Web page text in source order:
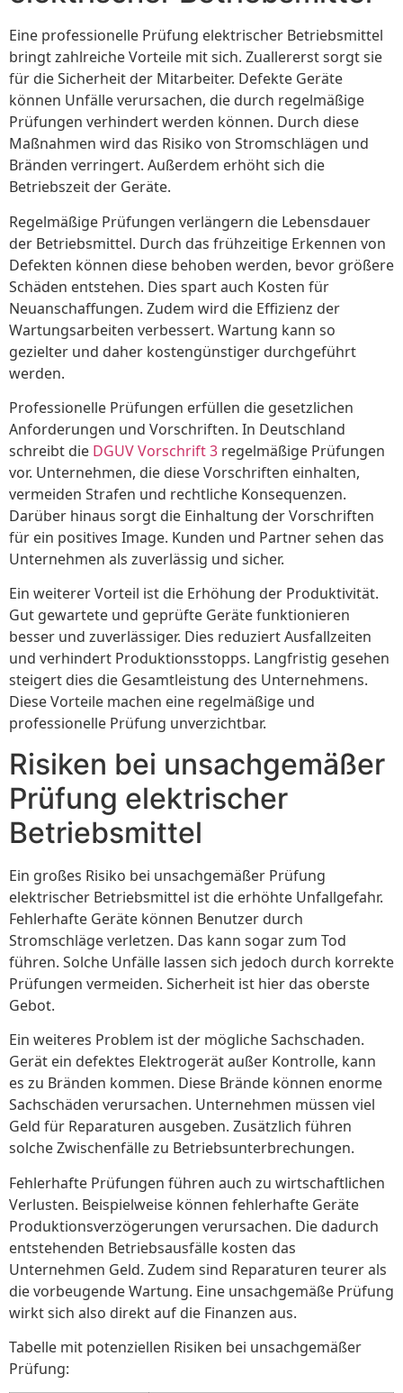
Eine professionelle Prüfung elektrischer Betriebsmittel
bringt zahlreiche Vorteile mit sich. Zuallererst sorgt sie
für die Sicherheit der Mitarbeiter. Defekte Geräte
können Unfälle verursachen, die durch regelmäßige
Prüfungen verhindert werden können. Durch diese
Maßnahmen wird das Risiko von Stromschlägen und
Bränden verringert. Außerdem erhöht sich die
Betriebszeit der Geräte.
Regelmäßige Prüfungen verlängern die Lebensdauer
der Betriebsmittel. Durch das frühzeitige Erkennen von
Defekten können diese behoben werden, bevor größere
Schäden entstehen. Dies spart auch Kosten für
Neuanschaffungen. Zudem wird die Effizienz der
Wartungsarbeiten verbessert. Wartung kann so
gezielter und daher kostengünstiger durchgeführt
werden.
Professionelle Prüfungen erfüllen die gesetzlichen
Anforderungen und Vorschriften. In Deutschland
schreibt die DGUV Vorschrift 3 regelmäßige Prüfungen
vor. Unternehmen, die diese Vorschriften einhalten,
vermeiden Strafen und rechtliche Konsequenzen.
Darüber hinaus sorgt die Einhaltung der Vorschriften
für ein positives Image. Kunden und Partner sehen das
Unternehmen als zuverlässig und sicher.
Ein weiterer Vorteil ist die Erhöhung der Produktivität.
Gut gewartete und geprüfte Geräte funktionieren
besser und zuverlässiger. Dies reduziert Ausfallzeiten
und verhindert Produktionsstopps. Langfristig gesehen
steigert dies die Gesamtleistung des Unternehmens.
Diese Vorteile machen eine regelmäßige und
professionelle Prüfung unverzichtbar.
Risiken bei unsachgemäßer
Prüfung elektrischer
Betriebsmittel
Ein großes Risiko bei unsachgemäßer Prüfung
elektrischer Betriebsmittel ist die erhöhte Unfallgefahr.
Fehlerhafte Geräte können Benutzer durch
Stromschläge verletzen. Das kann sogar zum Tod
führen. Solche Unfälle lassen sich jedoch durch korrekte
Prüfungen vermeiden. Sicherheit ist hier das oberste
Gebot.
Ein weiteres Problem ist der mögliche Sachschaden.
Gerät ein defektes Elektrogerät außer Kontrolle, kann
es zu Bränden kommen. Diese Brände können enorme
Sachschäden verursachen. Unternehmen müssen viel
Geld für Reparaturen ausgeben. Zusätzlich führen
solche Zwischenfälle zu Betriebsunterbrechungen.
Fehlerhafte Prüfungen führen auch zu wirtschaftlichen
Verlusten. Beispielweise können fehlerhafte Geräte
Produktionsverzögerungen verursachen. Die dadurch
entstehenden Betriebsausfälle kosten das
Unternehmen Geld. Zudem sind Reparaturen teurer als
die vorbeugende Wartung. Eine unsachgemäße Prüfung
wirkt sich also direkt auf die Finanzen aus.
Tabelle mit potenziellen Risiken bei unsachgemäßer
Prüfung: